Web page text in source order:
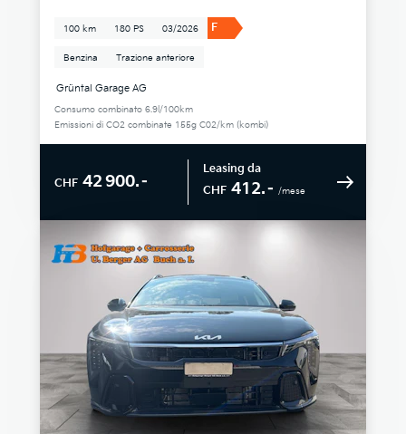
100 km 180 PS 03/2026 F
Benzina Trazione anteriore
Grüntal Garage AG
Consumo combinato 6.9l/100km
Emissioni di CO2 combinate 155g C02/km (kombi)
CHF 42 900.–
Leasing da
CHF 412.– /mese